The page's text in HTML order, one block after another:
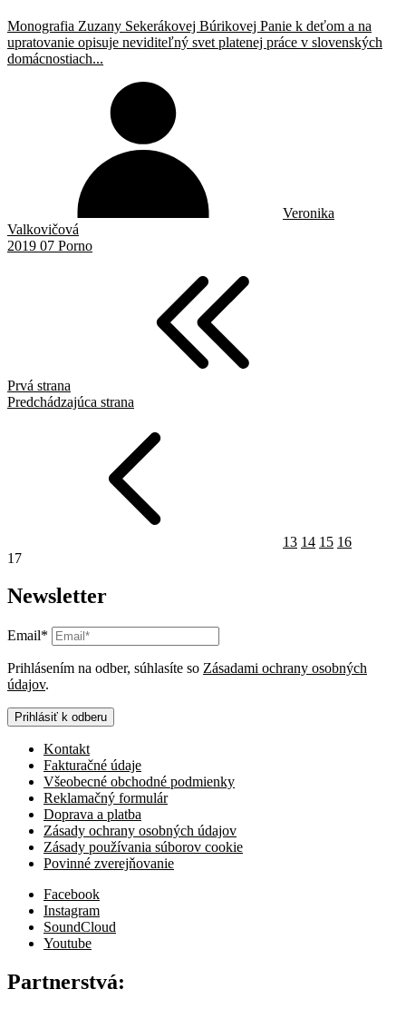
Monografia Zuzany Sekerákovej Búrikovej Panie k deťom a na
upratovanie opisuje neviditeľný svet platenej práce v slovenských
domácnostiach...
Veronika
Valkovičová
2019 07 Porno
Prvá strana
Predchádzajúca strana
13 14 15 16
17
Newsletter
Email*
Prihlásením na odber, súhlasíte so Zásadami ochrany osobných
údajov.
Prihlásiť k odberu
Kontakt
Fakturačné údaje
Všeobecné obchodné podmienky
Reklamačný formulár
Doprava a platba
Zásady ochrany osobných údajov
Zásady používania súborov cookie
Povinné zverejňovanie
Facebook
Instagram
SoundCloud
Youtube
Partnerstvá: